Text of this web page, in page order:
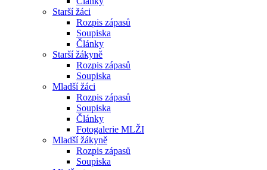
Starší žáci
Rozpis zápasů
Soupiska
Články
Starší žákyně
Rozpis zápasů
Soupiska
Mladší žáci
Rozpis zápasů
Soupiska
Články
Fotogalerie MLŽI
Mladší žákyně
Rozpis zápasů
Soupiska